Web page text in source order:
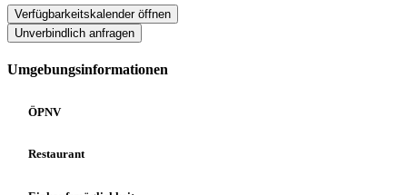
Verfügbarkeitskalender öffnen
Unverbindlich anfragen
Umgebungsinformationen
ÖPNV
Restaurant